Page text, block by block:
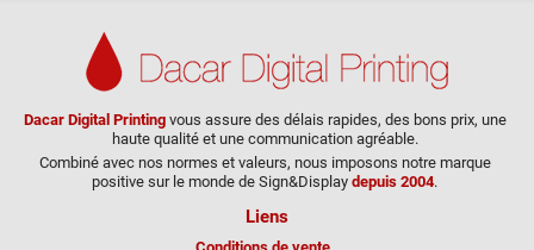
Dacar Digital Printingvous assure des délais rapides, des bons prix, une
haute qualité et une communication agréable.
Combiné avec nos normes et valeurs, nous imposons notre marque
positive sur le monde de Sign&Display depuis 2004.
Liens